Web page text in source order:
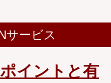
サービス
ポイントと有